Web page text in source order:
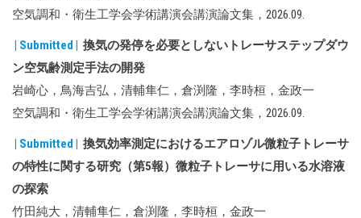
空気調和・衛生工学会学術講演会講演論文集，2026.09.
| Submitted | 換気の発停を必要としないトレーサステップダウ
ン空気齢測定手法の開発
岩崎心，鳥海吉弘，清輔隼仁，倉渕隆，李時桓，金政一
空気調和・衛生工学会学術講演会講演論文集，2026.09.
| Submitted | 換気効率測定におけるエアロゾル微粒子トレーサ
の特性に関する研究（第5報）微粒子トレーサに用いる水溶液
の探索
竹田純大，清輔隼仁，倉渕隆，李時桓，金政一